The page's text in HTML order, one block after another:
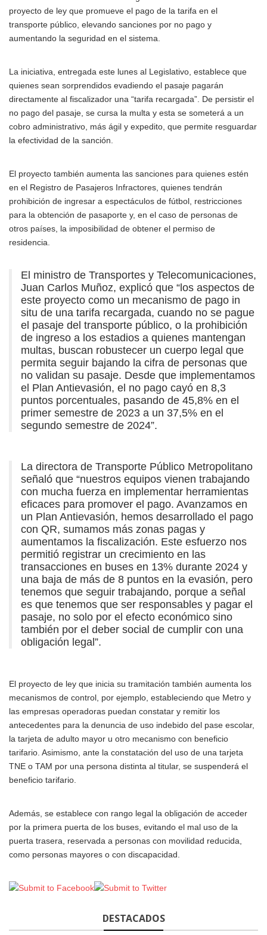
proyecto de ley que promueve el pago de la tarifa en el
transporte público, elevando sanciones por no pago y
aumentando la seguridad en el sistema.
La iniciativa, entregada este lunes al Legislativo, establece que
quienes sean sorprendidos evadiendo el pasaje pagarán
directamente al fiscalizador una “tarifa recargada”. De persistir el
no pago del pasaje, se cursa la multa y esta se someterá a un
cobro administrativo, más ágil y expedito, que permite resguardar
la efectividad de la sanción.
El proyecto también aumenta las sanciones para quienes estén
en el Registro de Pasajeros Infractores, quienes tendrán
prohibición de ingresar a espectáculos de fútbol, restricciones
para la obtención de pasaporte y, en el caso de personas de
otros países, la imposibilidad de obtener el permiso de
residencia.
El ministro de Transportes y Telecomunicaciones,
Juan Carlos Muñoz, explicó que “los aspectos de
este proyecto como un mecanismo de pago in
situ de una tarifa recargada, cuando no se pague
el pasaje del transporte público, o la prohibición
de ingreso a los estadios a quienes mantengan
multas, buscan robustecer un cuerpo legal que
permita seguir bajando la cifra de personas que
no validan su pasaje. Desde que implementamos
el Plan Antievasión, el no pago cayó en 8,3
puntos porcentuales, pasando de 45,8% en el
primer semestre de 2023 a un 37,5% en el
segundo semestre de 2024”.
La directora de Transporte Público Metropolitano
señaló que “nuestros equipos vienen trabajando
con mucha fuerza en implementar herramientas
eficaces para promover el pago. Avanzamos en
un Plan Antievasión, hemos desarrollado el pago
con QR, sumamos más zonas pagas y
aumentamos la fiscalización. Este esfuerzo nos
permitió registrar un crecimiento en las
transacciones en buses en 13% durante 2024 y
una baja de más de 8 puntos en la evasión, pero
tenemos que seguir trabajando, porque a señal
es que tenemos que ser responsables y pagar el
pasaje, no solo por el efecto económico sino
también por el deber social de cumplir con una
obligación legal”.
El proyecto de ley que inicia su tramitación también aumenta los
mecanismos de control, por ejemplo, estableciendo que Metro y
las empresas operadoras puedan constatar y remitir los
antecedentes para la denuncia de uso indebido del pase escolar,
la tarjeta de adulto mayor u otro mecanismo con beneficio
tarifario. Asimismo, ante la constatación del uso de una tarjeta
TNE o TAM por una persona distinta al titular, se suspenderá el
beneficio tarifario.
Además, se establece con rango legal la obligación de acceder
por la primera puerta de los buses, evitando el mal uso de la
puerta trasera, reservada a personas con movilidad reducida,
como personas mayores o con discapacidad.
DESTACADOS